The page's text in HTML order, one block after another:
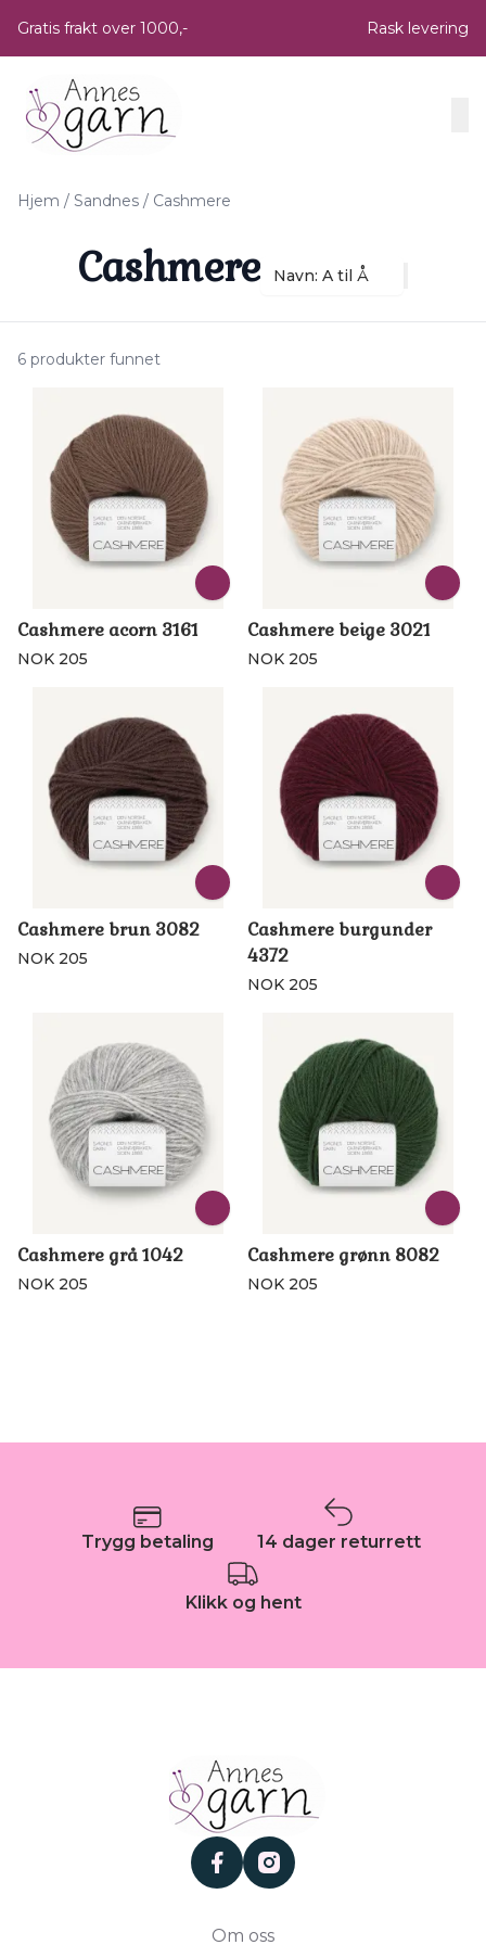
Gratis frakt over 1000,- Rask levering
Hjem / Sandnes / Cashmere
Cashmere Navn: A til Å
6 produkter funnet
Cashmere acorn 3161
NOK 205
Cashmere beige 3021
NOK 205
Cashmere brun 3082
NOK 205
Cashmere burgunder
4372
NOK 205
Cashmere grå 1042
NOK 205
Cashmere grønn 8082
NOK 205
Trygg betaling 14 dager returrett
Klikk og hent
facebookinstagram
Om oss